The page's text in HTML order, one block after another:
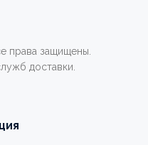
права защищены.
доставки.